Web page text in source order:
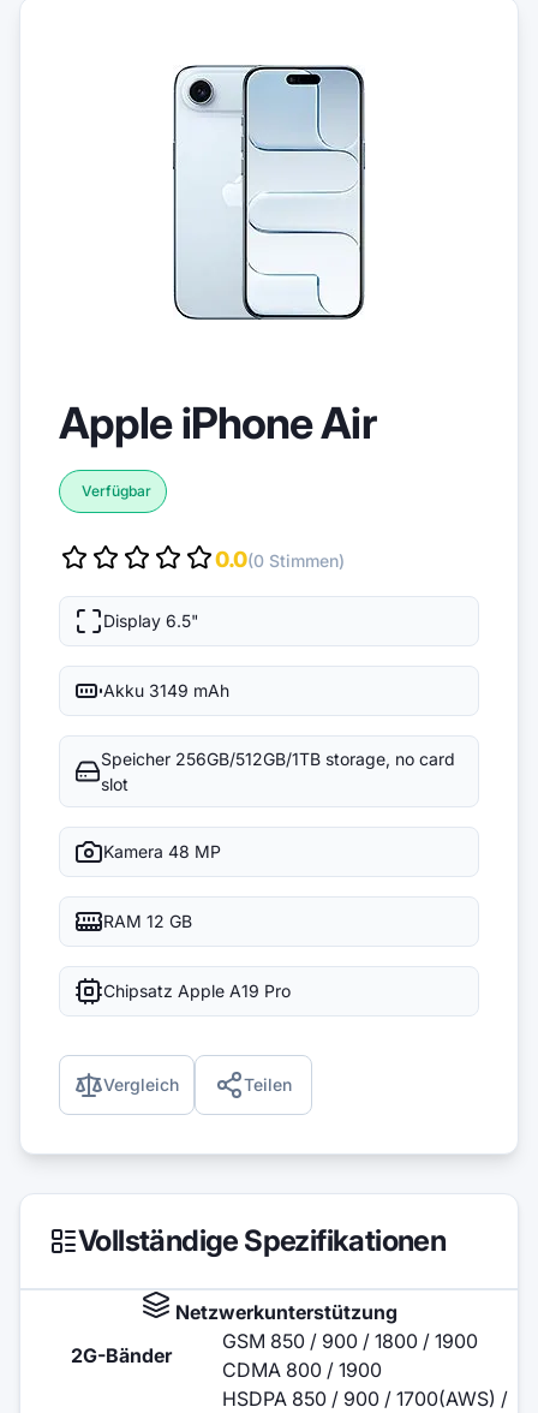
Apple iPhone Air
Verfügbar
0.0(0 Stimmen)
Display 6.5"
Akku 3149 mAh
Speicher 256GB/512GB/1TB storage, no card
slot
Kamera 48 MP
RAM 12 GB
Chipsatz Apple A19 Pro
Vergleich Teilen
Vollständige Spezifikationen
Netzwerkunterstützung
2G-Bänder
GSM 850 / 900 / 1800 / 1900
CDMA 800 / 1900
HSDPA 850 / 900 / 1700(AWS) /